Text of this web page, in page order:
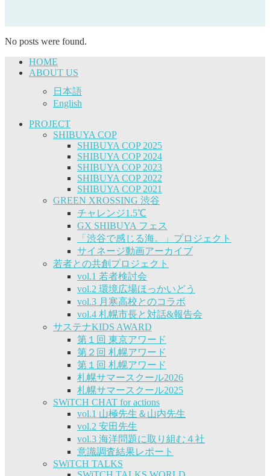
No posts were found.
HOME
ABOUT US
日本語
English
PROJECT
SHIBUYA COP
SHIBUYA COP 2025
SHIBUYA COP 2024
SHIBUYA COP 2023
SHIBUYA COP 2022
SHIBUYA COP 2021
GREEN XROSSING 渋谷
チャレンジ1.5℃
GX SHIBUYA フェス
「渋谷で感じる海。」プロジェクト
サイネージ動画アーカイブ
若者との共創プロジェクト
vol.1 若者検討会
vol.2 環境広場ほっかいどう
vol.3 月寒高校とのコラボ
vol.4 札幌市長と対話&報告会
サステナKIDS AWARD
第１回 東京アワード
第２回 札幌アワード
第１回 札幌アワード
札幌サマースクール2026
札幌サマースクール2025
SWiTCH CHAT for actions
vol.1 山極先生＆山内先生
vol.2 安田先生
vol.3 海洋問題に取り組む４社
意識調査結果レポート
SWiTCH TALKS